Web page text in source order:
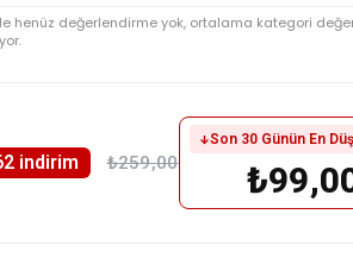
henüz değerlendirme yok, ortalama kategori
i̇ndirim ₺259,00
Son 30 Günün En